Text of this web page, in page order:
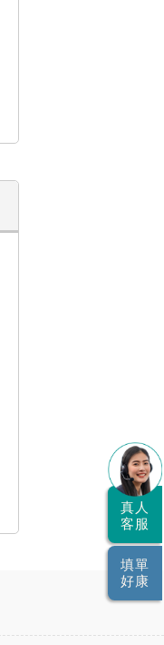
真人
客服
填單
好康